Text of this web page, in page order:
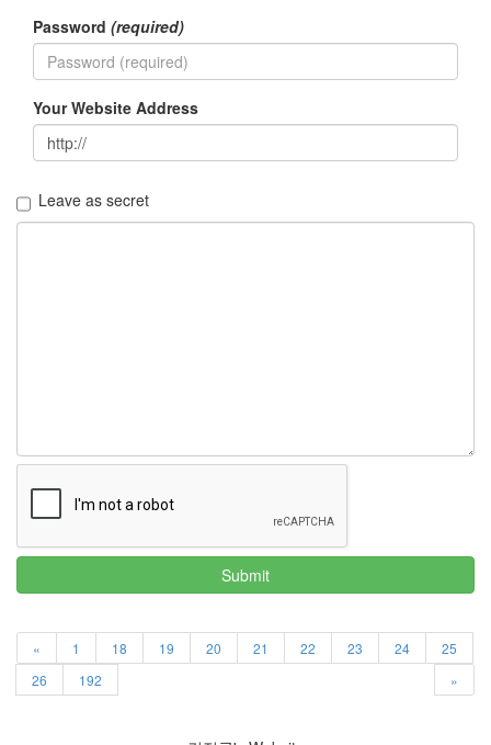
Password (required)
Your Website Address
Leave as secret
Submit
« 1 18 19 20 21 22 23 24
25
26
192 »